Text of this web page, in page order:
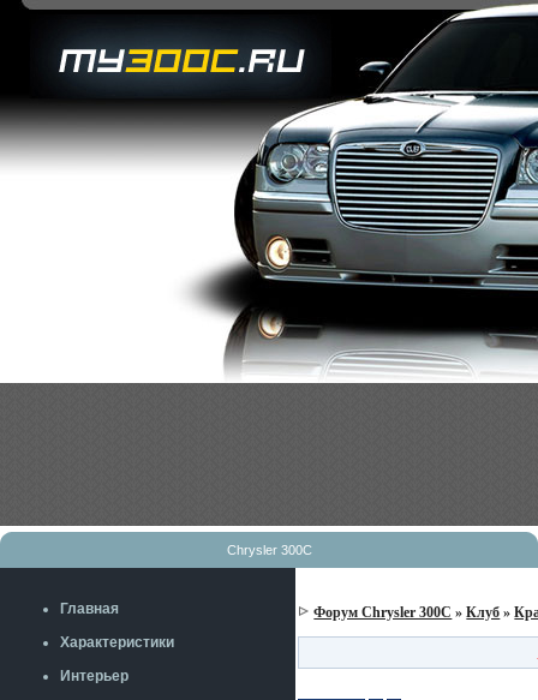
Chrysler 300C
Главная
Характеристики
Интерьер
Форум Chrysler 300C »Клуб »